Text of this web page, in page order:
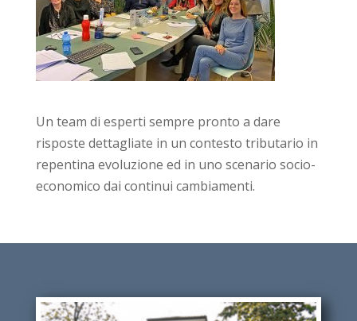
Un team di esperti sempre pronto a dare
risposte dettagliate in un contesto tributario in
repentina evoluzione ed in uno scenario socio-
economico dai continui cambiamenti.